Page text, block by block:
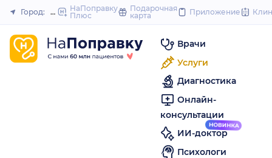
to
Закрыть
Город: МоскваНаПоправку
Плюс
Подарочная
карта
Приложение
Врачи
Услуги
Диагностика
Онлайн-
консультации
ИИ-доктор
Психологи